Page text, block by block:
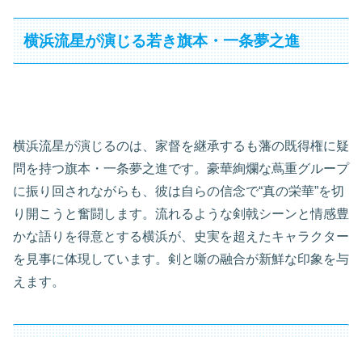
横浜流星が演じる若き旗本・一条夢之進
横浜流星が演じるのは、家督を継承するも藩の既得権に疑
問を持つ旗本・一条夢之進です。豪華絢爛な蔦重グループ
に振り回されながらも、彼は自らの信念で“真の栄華”を切
り開こうと奮闘します。流れるような剣戟シーンと情感豊
かな語りを得意とする横浜が、史実を超えたキャラクター
を見事に体現しています。剣と噺の融合が新鮮な印象を与
えます。